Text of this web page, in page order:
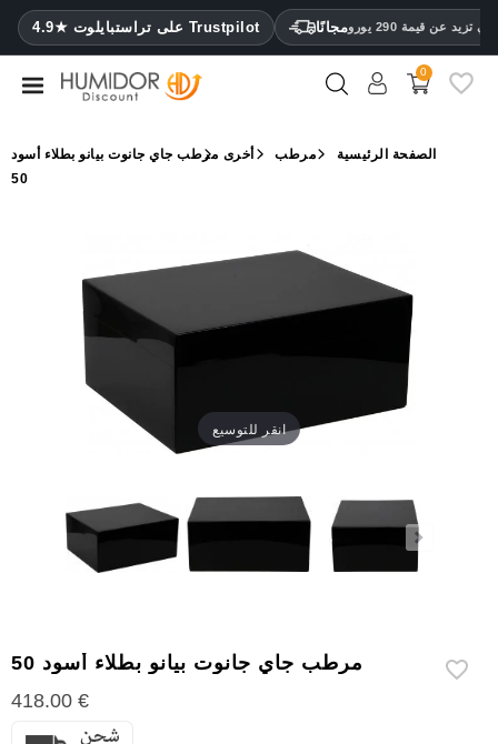
4.9★ على تراستبايلوت Trustpilot مجانًا عن قيمة 290 يورو CATEGORY
مرطب
خزائن
ترطيب
إكسسوارات
0
الصفحة الرئيسية مرطب أخرى مرطب جاي جانوت بيانو بطلاء أسود
50
انقر للتوسيع
مرطب جاي جانوت بيانو بطلاء أسود 50
418.00 €